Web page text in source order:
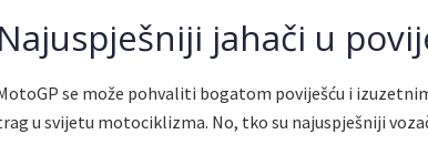
Najuspješniji jahači u
se može pohvaliti bogatom poviješću i
u svijetu motociklizma. No, tko su najuspješniji